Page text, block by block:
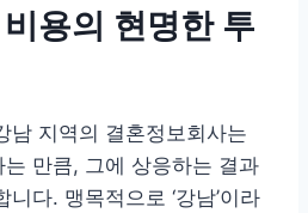
용의 현명한 투
남 지역의 결혼정보회사는
만큼, 그에 상응하는 결과
다. 맹목적으로 ‘강남’이라